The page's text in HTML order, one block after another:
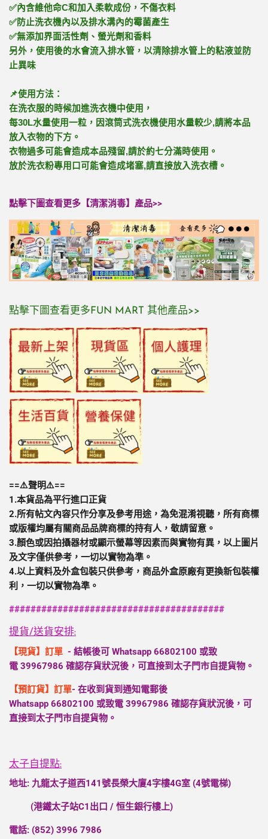
✅內含維他命C和加入柔軟成份，不傷衣料
✅防止洗衣機內以及排水溝內的霉菌產生
✅無添加界面活性劑、螢光劑和香料
另外，使用後的水會流入排水管，以清除排水管上的粘液並防
止異味
📌使用方法：
在洗衣服的時候加進洗衣機中使用，
每30L水量使用一粒，因滾筒式洗衣機使用水量較少,請將本品
放入衣物的下方。
衣物過多可能會造成本品殘留,請於約七分滿時使用。
放於洗衣粉專用口可能會造成堵塞,請直接放入洗衣槽。
點擊下圖查看更多【清潔消毒】產品>>
點擊下圖查看更多FUN MART 其他產品>>
==⚠️聲明⚠️==
1.本貨品為平行進口正貨
2.所有帖文內容只作分享及參考用途，為免混淆視聽，所有商標
或版權均屬有關商品品牌商標的持有人，敬請留意。
3.顏色或因拍攝器材或顯示螢幕等因素而與實物有異，以上圖片
及文字僅供參考，一切以實物為準。
4.以上資料及外盒包裝只供參考，商品外盒原廠有更換新包裝權
利，一切以實物為準。
########################################
提貨/送貨安排:
【現貨】訂單 - 結帳後可 Whatsapp 66802100 或致
電 39967986 確認存貨狀況後，可直接到太子門市自提貨物。
【預訂貨】訂單- 在收到貨到通知電郵後
Whatsapp 66802100 或致電 39967986 確認存貨狀況後，可
直接到太子門市自提貨物。
太子自提點:
地址: 九龍太子道西141號長榮大廈4字樓4G室 (4號電梯)
(港鐵太子站C1出口 / 恒生銀行樓上)
電話: (852) 3996 7986